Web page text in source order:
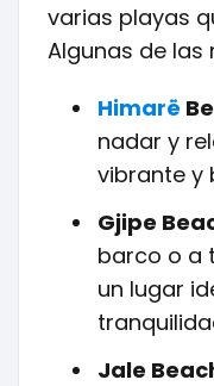
varias playas
Algunas de las
Himarë
nadar y
vibrante y
Gjipe
barco o a
un lugar
Jale